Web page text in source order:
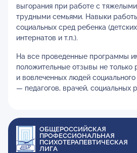
выгорания при работе с
трудными семьями. Навыки
социальных сред ребенка
интернатов и т.п.).
На все проведенные программы
положительные отзывы не только
и вовлеченных людей
— педагогов, врачей, социальных
ОБЩЕРОССИЙСКАЯ
ПРОФЕССИОНАЛЬНАЯ
ПСИХОТЕРАПЕВТИЧЕСКАЯ
ЛИГА